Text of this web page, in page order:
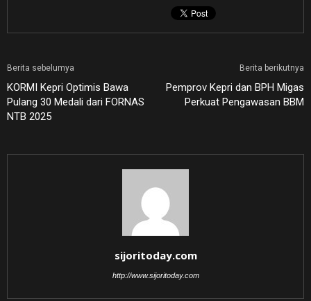
Berita sebelumya
KORMI Kepri Optimis Bawa
Pulang 30 Medali dari FORNAS
NTB 2025
Berita berikutnya
Pemprov Kepri dan BPH Migas
Perkuat Pengawasan BBM
sijoritoday.com
http://www.sijoritoday.com